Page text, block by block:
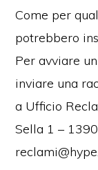
Come per
potrebbero
Per avviare
inviare una
a Ufficio
Sella 1 –